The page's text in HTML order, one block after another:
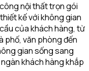
nội thất trọn gói
kế với không gian
của khách hàng, từ
phố, văn phòng đến
gian sống sang
khách hàng khắp